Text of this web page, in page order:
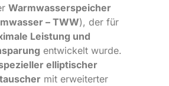
Warmwasserspeicher
– TWW), der für
Leistung und
entwickelt wurde.
elliptischer
mit erweiterter